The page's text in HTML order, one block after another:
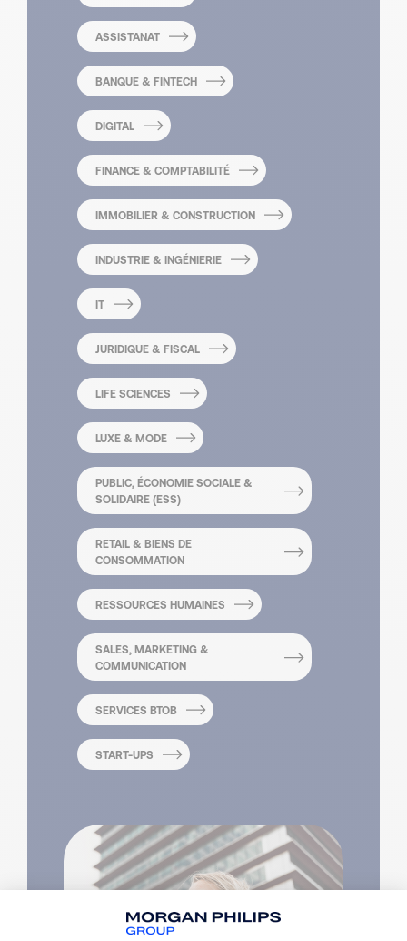
ASSISTANAT
BANQUE & FINTECH
DIGITAL
FINANCE & COMPTABILITÉ
IMMOBILIER & CONSTRUCTION
INDUSTRIE & INGÉNIERIE
IT
JURIDIQUE & FISCAL
LIFE SCIENCES
LUXE & MODE
PUBLIC, ÉCONOMIE SOCIALE &
SOLIDAIRE (ESS)
RETAIL & BIENS DE
CONSOMMATION
RESSOURCES HUMAINES
SALES, MARKETING &
COMMUNICATION
SERVICES BTOB
START-UPS